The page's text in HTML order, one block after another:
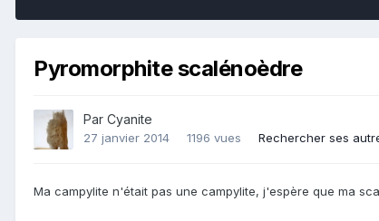
Pyromorphite scalénoèdre
Par Cyanite
27 janvier 2014 1196 vues Rechercher ses
Ma campylite n'était pas une campylite, j'espère que ma